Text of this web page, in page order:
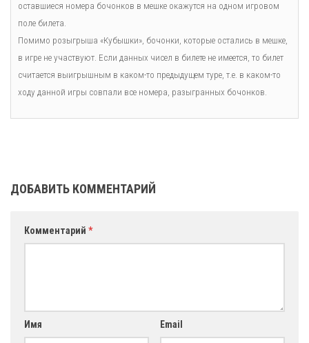
оставшиеся номера бочонков в мешке окажутся на одном игровом
поле билета.
Помимо розыгрыша «Кубышки», бочонки, которые остались в мешке,
в игре не участвуют. Если данных чисел в билете не имеется, то билет
считается выигрышным в каком-то предыдущем туре, т.е. в каком-то
ходу данной игры совпали все номера, разыгранных бочонков.
ДОБАВИТЬ КОММЕНТАРИЙ
Комментарий *
Имя Email